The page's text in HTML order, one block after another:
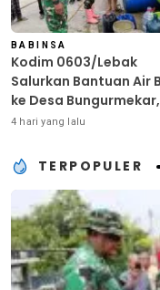
BABINSA
Kodim 0603/Lebak
Salurkan Bantuan Air
ke Desa Bungurmekar,
Ringankan Beban
4 hari yang lalu
TERPOPULER